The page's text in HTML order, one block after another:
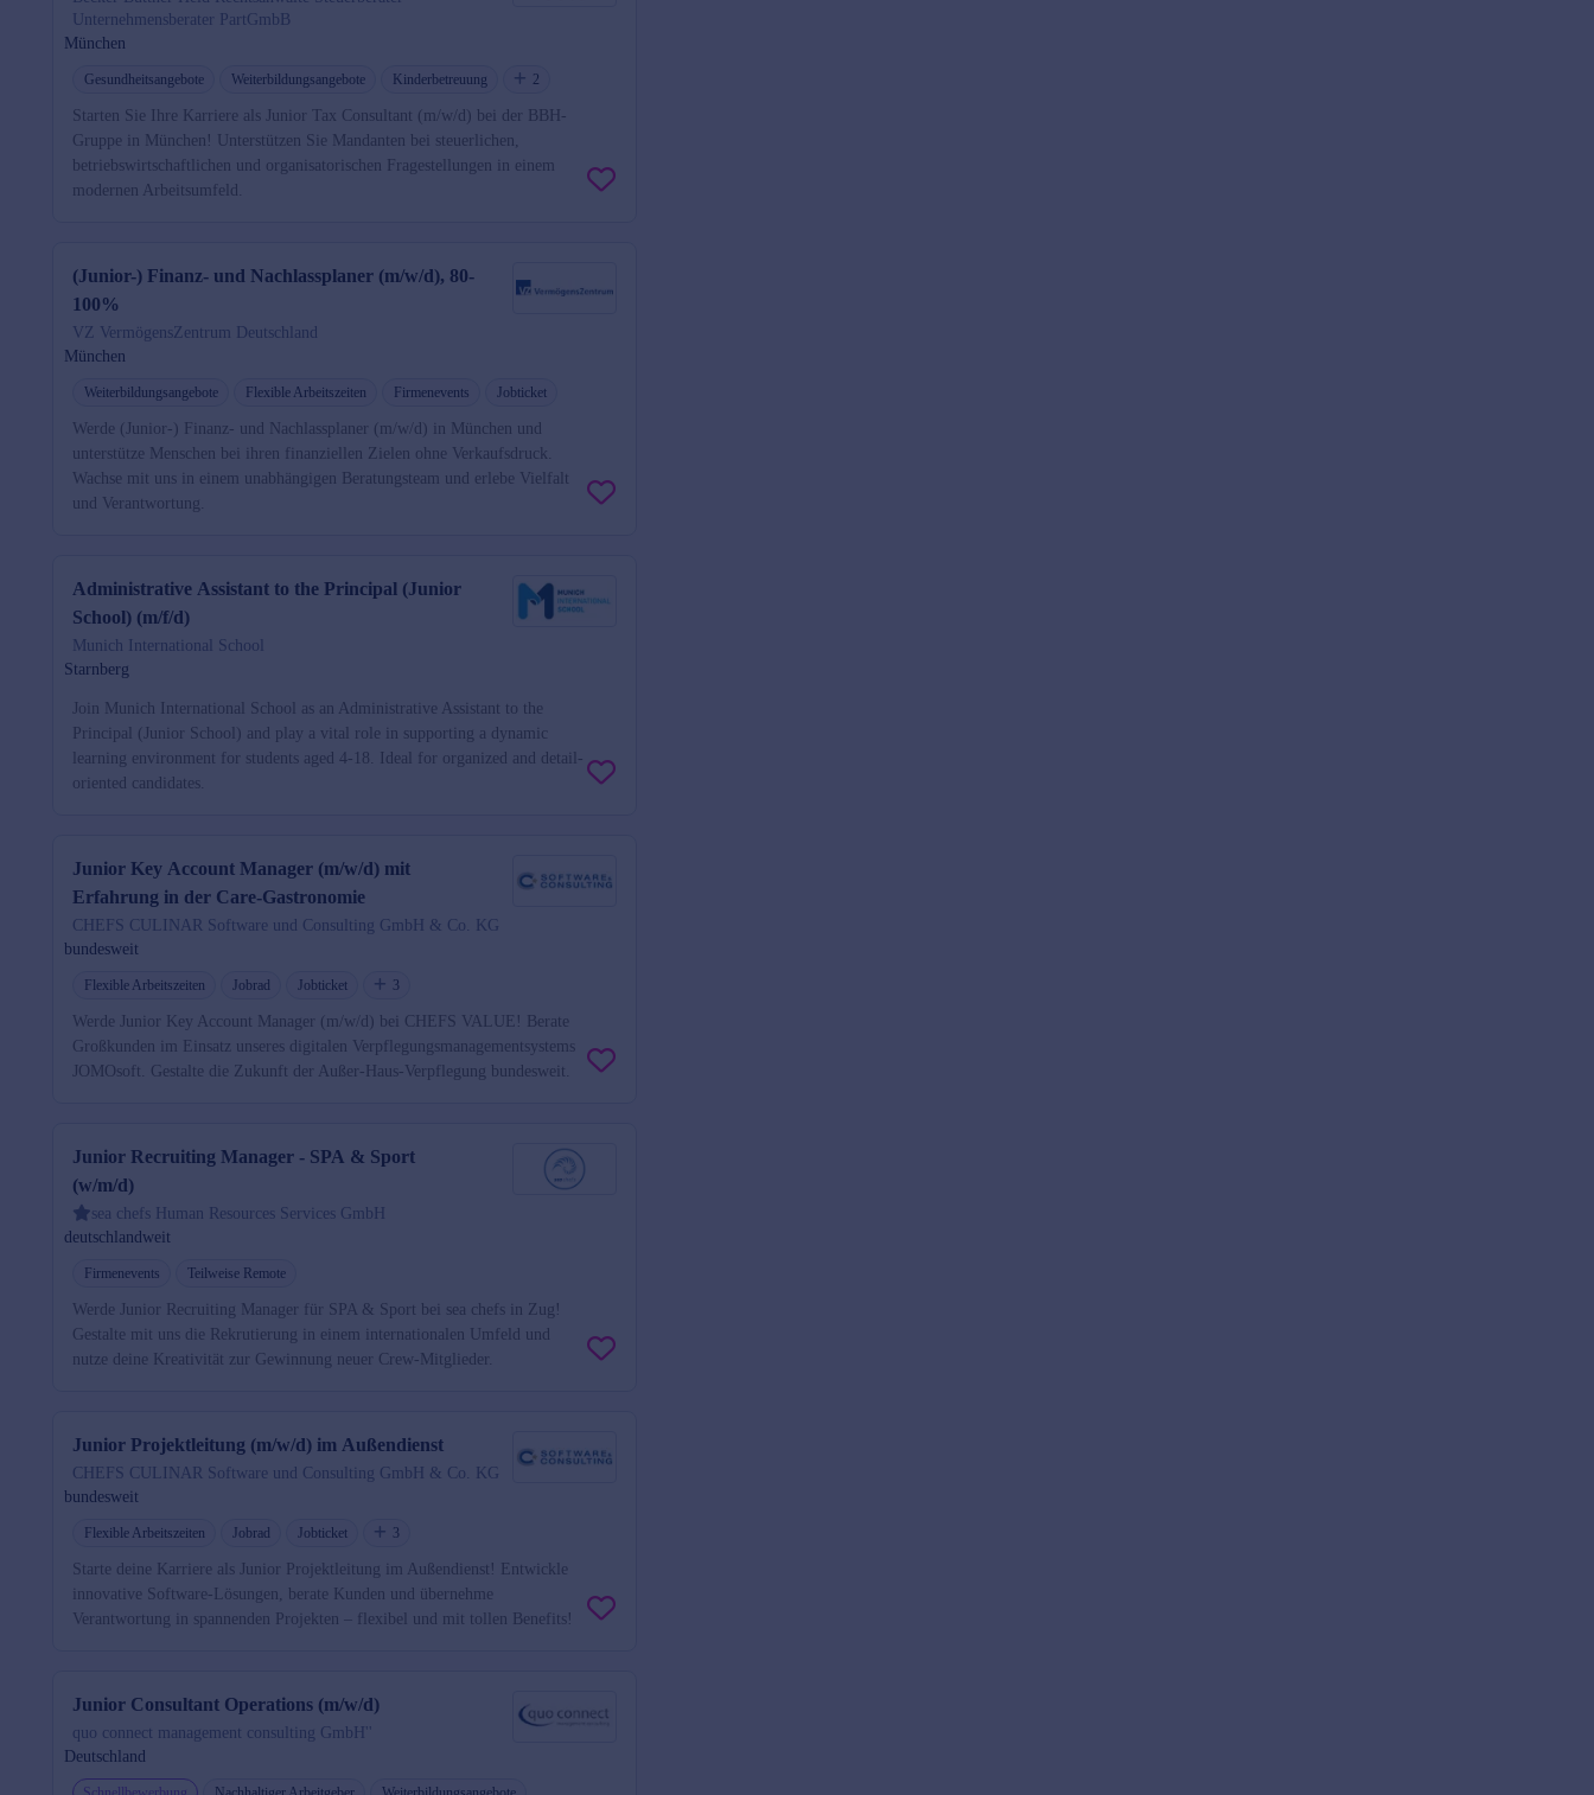
Unternehmensberater PartGmbB
München
Gesundheitsangebote Weiterbildungsangebote Kinderbetreuung 2
Starten Sie Ihre Karriere als Junior Tax Consultant (m/w/d) bei der BBH-
Gruppe in München! Unterstützen Sie Mandanten bei steuerlichen,
betriebswirtschaftlichen und organisatorischen Fragestellungen in einem
modernen Arbeitsumfeld.
(Junior-) Finanz- und Nachlassplaner (m/w/d), 80-
100%
VZ VermögensZentrum Deutschland
München
Weiterbildungsangebote Flexible Arbeitszeiten Firmenevents Jobticket
Werde (Junior-) Finanz- und Nachlassplaner (m/w/d) in München und
unterstütze Menschen bei ihren finanziellen Zielen ohne Verkaufsdruck.
Wachse mit uns in einem unabhängigen Beratungsteam und erlebe Vielfalt
und Verantwortung.
Administrative Assistant to the Principal (Junior
School) (m/f/d)
Munich International School
Starnberg
Join Munich International School as an Administrative Assistant to the
Principal (Junior School) and play a vital role in supporting a dynamic
learning environment for students aged 4-18. Ideal for organized and detail-
oriented candidates.
Junior Key Account Manager (m/w/d) mit
Erfahrung in der Care-Gastronomie
CHEFS CULINAR Software und Consulting GmbH & Co. KG
bundesweit
Flexible Arbeitszeiten Jobrad Jobticket 3
Werde Junior Key Account Manager (m/w/d) bei CHEFS VALUE! Berate
Großkunden im Einsatz unseres digitalen Verpflegungsmanagementsystems
JOMOsoft. Gestalte die Zukunft der Außer-Haus-Verpflegung bundesweit.
Junior Recruiting Manager - SPA & Sport
(w/m/d)
sea chefs Human Resources Services GmbH
deutschlandweit
Firmenevents Teilweise Remote
Werde Junior Recruiting Manager für SPA & Sport bei sea chefs in Zug!
Gestalte mit uns die Rekrutierung in einem internationalen Umfeld und
nutze deine Kreativität zur Gewinnung neuer Crew-Mitglieder.
Junior Projektleitung (m/w/d) im Außendienst
CHEFS CULINAR Software und Consulting GmbH & Co. KG
bundesweit
Flexible Arbeitszeiten Jobrad Jobticket 3
Starte deine Karriere als Junior Projektleitung im Außendienst! Entwickle
innovative Software-Lösungen, berate Kunden und übernehme
Verantwortung in spannenden Projekten – flexibel und mit tollen Benefits!
Junior Consultant Operations (m/w/d)
quo connect management consulting GmbH''
Deutschland